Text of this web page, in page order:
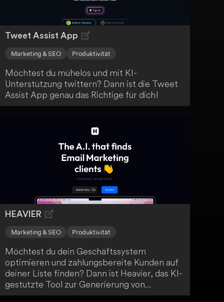
Tweet Assist App
Marketing & SEO Produktivität
Möchtest du mühelos und mit KI-
Unterstützung twittern? Dann ist die Tweet
Assist App genau das Richtige für dich!
HEAVIER
Marketing & SEO Produktivität
Möchtest du dein Geschäftssystem
optimieren und zahlungsbereite Kunden auf
deiner Liste finden? Dann ist Heavier, das KI-
gestützte Tool zur Generierung von
potenziellen Kunden, genau das Richtige für